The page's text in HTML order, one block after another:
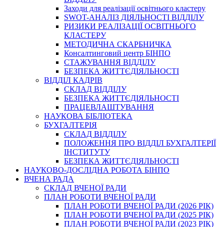
Заходи для реалізації освітнього кластеру
SWOT-АНАЛІЗ ДІЯЛЬНОСТІ ВІДДІЛУ
РИЗИКИ РЕАЛІЗАЦІЇ ОСВІТНЬОГО
КЛАСТЕРУ
МЕТОДИЧНА СКАРБНИЧКА
Консалтинговий центр БІНПО
СТАЖУВАННЯ ВІДДІЛУ
БЕЗПЕКА ЖИТТЄДІЯЛЬНОСТІ
ВІДДІЛ КАДРІВ
СКЛАД ВІДДІЛУ
БЕЗПЕКА ЖИТТЄДІЯЛЬНОСТІ
ПРАЦЕВЛАШТУВАННЯ
НАУКОВА БІБЛІОТЕКА
БУХГАЛТЕРІЯ
СКЛАД ВІДДІЛУ
ПОЛОЖЕННЯ ПРО ВІДДІЛ БУХГАЛТЕРІЇ
ІНСТИТУТУ
БЕЗПЕКА ЖИТТЄДІЯЛЬНОСТІ
НАУКОВО-ДОСЛІДНА РОБОТА БІНПО
ВЧЕНА РАДА
СКЛАД ВЧЕНОЇ РАДИ
ПЛАН РОБОТИ ВЧЕНОЇ РАДИ
ПЛАН РОБОТИ ВЧЕНОЇ РАДИ (2026 РІК)
ПЛАН РОБОТИ ВЧЕНОЇ РАДИ (2025 РІК)
ПЛАН РОБОТИ ВЧЕНОЇ РАДИ (2023 РІК)